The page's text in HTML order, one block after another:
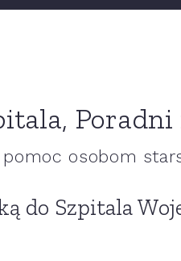
osobom
do Szpitala